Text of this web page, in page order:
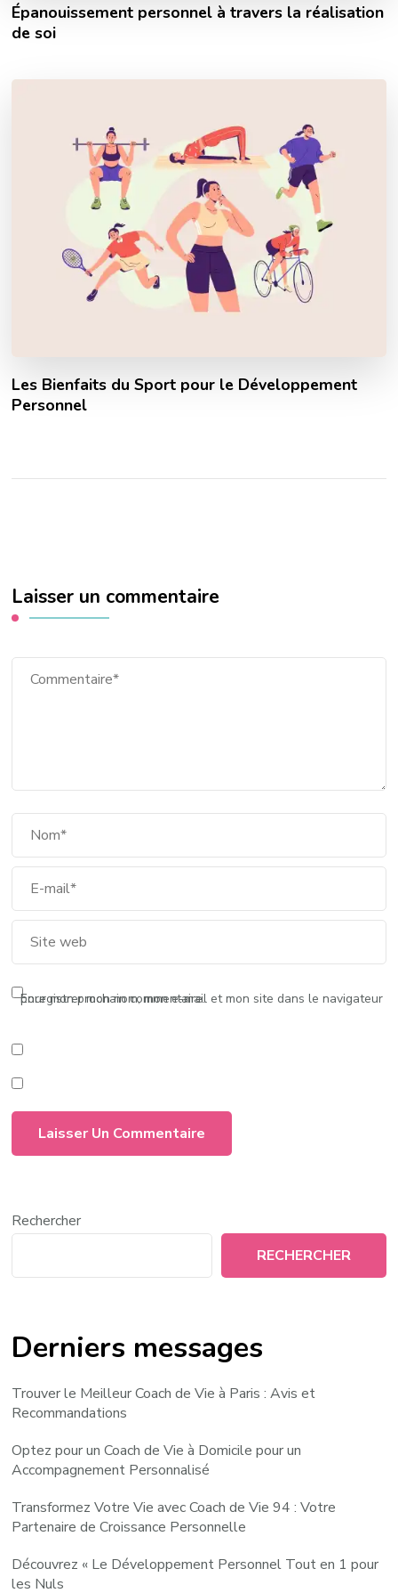
Épanouissement personnel à travers la réalisation
de soi
Les Bienfaits du Sport pour le Développement
Personnel
Laisser un commentaire
Enregistrer mon nom, mon e-mail et mon site dans le navigateur pour mon prochain commentaire.
Rechercher
RECHERCHER
Derniers messages
Trouver le Meilleur Coach de Vie à Paris : Avis et
Recommandations
Optez pour un Coach de Vie à Domicile pour un
Accompagnement Personnalisé
Transformez Votre Vie avec Coach de Vie 94 : Votre
Partenaire de Croissance Personnelle
Découvrez « Le Développement Personnel Tout en 1 pour
les Nuls